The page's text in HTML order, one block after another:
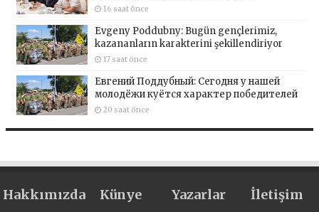
16 saat önce
Evgeny Poddubny: Bugün gençlerimiz,
kazananların karakterini şekillendiriyor
17 saat önce
Евгений Поддубный: Сегодня у нашей
молодёжи куётся характер победителей
20 saat önce
Hakkımızda Künye Yazarlar İletişim